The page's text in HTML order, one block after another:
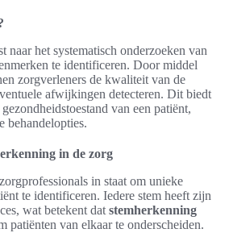
naar het systematisch onderzoeken van
te identificeren. Door middel
zorgverleners de kwaliteit van de
afwijkingen detecteren. Dit biedt
van een patiënt,
behandelopties.
in de zorg
in staat om unieke
te identificeren. Iedere stem heeft zijn
wat betekent dat stemherkenning
patiënten van elkaar te onderscheiden.